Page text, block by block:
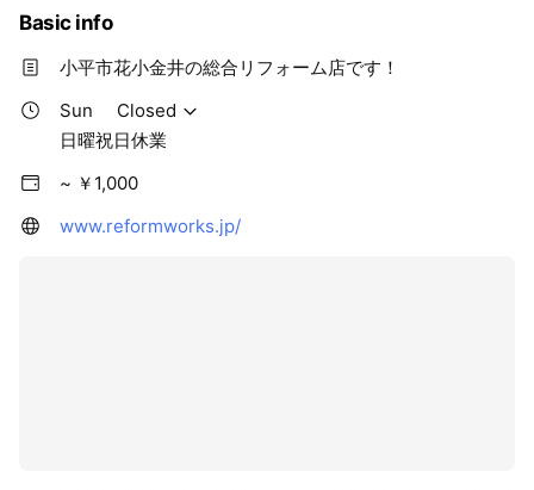
日曜祝日休業
Basic info
小平市花小金井の総合リフォーム店です！
Sun
Closed
日曜祝日休業
~ ￥1,000
www.reformworks.jp/